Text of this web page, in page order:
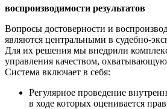
воспроизводимости результатов
Вопросы достоверности и
являются центральными в судебно-
Для их решения мы внедрили
управления качеством,
Система включает в себя:
Регулярное проведение
в ходе которых оценивается